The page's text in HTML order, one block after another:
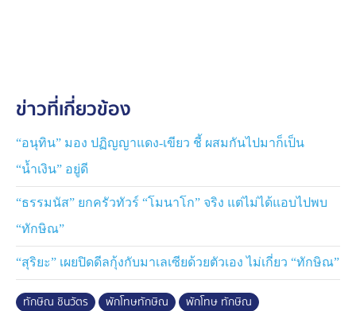
ข่าวที่เกี่ยวข้อง
“อนุทิน” มอง ปฏิญญาแดง-เขียว ชี้ ผสมกันไปมาก็เป็น
“น้ำเงิน” อยู่ดี
“ธรรมนัส” ยกครัวทัวร์ “โมนาโก” จริง แต่ไม่ได้แอบไปพบ
“ทักษิณ”
“สุริยะ” เผยปิดดีลกุ้งกับมาเลเซียด้วยตัวเอง ไม่เกี่ยว “ทักษิณ”
ทักษิณ ชินวัตร พักโทษทักษิณ
พักโทษ ทักษิณ